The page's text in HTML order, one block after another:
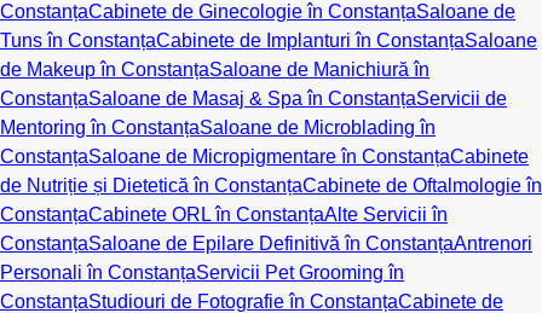
ConstanțaCabinete de Ginecologie în ConstanțaSaloane de
Tuns în ConstanțaCabinete de Implanturi în ConstanțaSaloane
de Makeup în ConstanțaSaloane de Manichiură în
ConstanțaSaloane de Masaj & Spa în ConstanțaServicii de
Mentoring în ConstanțaSaloane de Microblading în
ConstanțaSaloane de Micropigmentare în ConstanțaCabinete
de Nutriție și Dietetică în ConstanțaCabinete de Oftalmologie în
ConstanțaCabinete ORL în ConstanțaAlte Servicii în
ConstanțaSaloane de Epilare Definitivă în ConstanțaAntrenori
Personali în ConstanțaServicii Pet Grooming în
ConstanțaStudiouri de Fotografie în ConstanțaCabinete de